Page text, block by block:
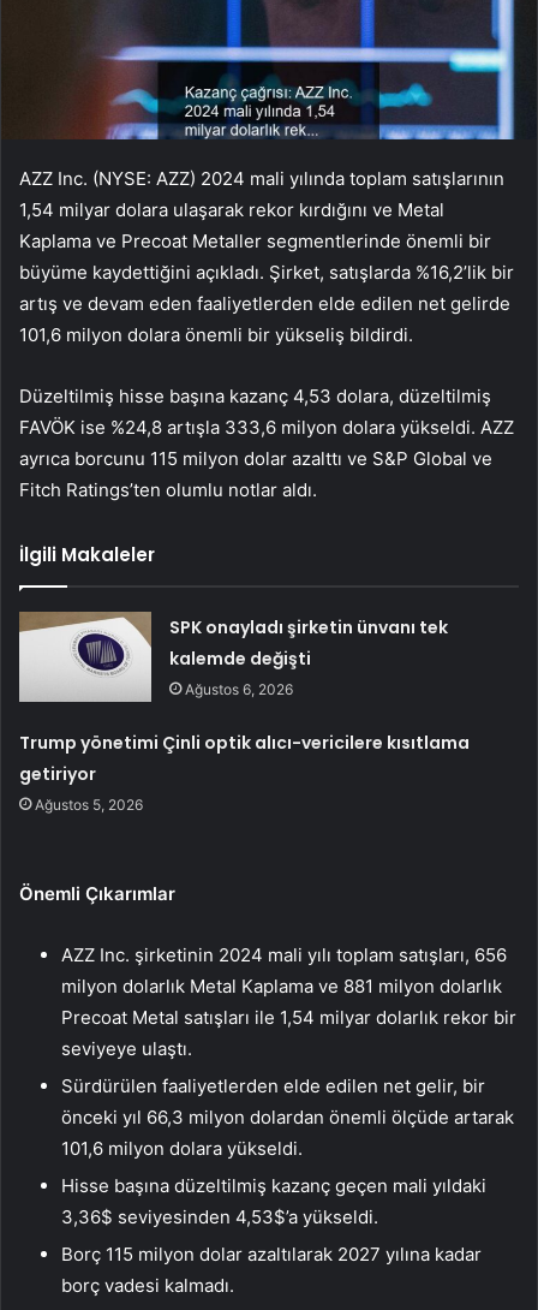
AZZ Inc. (NYSE: AZZ) 2024 mali yılında toplam satışlarının
1,54 milyar dolara ulaşarak rekor kırdığını ve Metal
Kaplama ve Precoat Metaller segmentlerinde önemli bir
büyüme kaydettiğini açıkladı. Şirket, satışlarda %16,2’lik bir
artış ve devam eden faaliyetlerden elde edilen net gelirde
101,6 milyon dolara önemli bir yükseliş bildirdi.
Düzeltilmiş hisse başına kazanç 4,53 dolara, düzeltilmiş
FAVÖK ise %24,8 artışla 333,6 milyon dolara yükseldi. AZZ
ayrıca borcunu 115 milyon dolar azalttı ve S&P Global ve
Fitch Ratings’ten olumlu notlar aldı.
İlgili Makaleler
SPK onayladı şirketin ünvanı tek
kalemde değişti
Ağustos 6, 2026
Trump yönetimi Çinli optik alıcı-vericilere kısıtlama
getiriyor
Ağustos 5, 2026
Önemli Çıkarımlar
AZZ Inc. şirketinin 2024 mali yılı toplam satışları, 656
milyon dolarlık Metal Kaplama ve 881 milyon dolarlık
Precoat Metal satışları ile 1,54 milyar dolarlık rekor bir
seviyeye ulaştı.
Sürdürülen faaliyetlerden elde edilen net gelir, bir
önceki yıl 66,3 milyon dolardan önemli ölçüde artarak
101,6 milyon dolara yükseldi.
Hisse başına düzeltilmiş kazanç geçen mali yıldaki
3,36$ seviyesinden 4,53$’a yükseldi.
Borç 115 milyon dolar azaltılarak 2027 yılına kadar
borç vadesi kalmadı.